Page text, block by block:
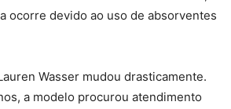
ocorre devido ao uso de absorventes
Wasser mudou drasticamente.
a modelo procurou atendimento